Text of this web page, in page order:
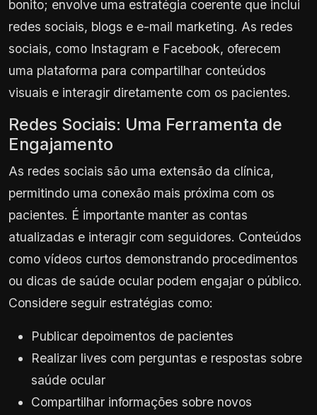
bonito; envolve uma estratégia coerente que inclui
redes sociais, blogs e e-mail marketing. As redes
sociais, como Instagram e Facebook, oferecem
uma plataforma para compartilhar conteúdos
visuais e interagir diretamente com os pacientes.
Redes Sociais: Uma Ferramenta de
Engajamento
As redes sociais são uma extensão da clínica,
permitindo uma conexão mais próxima com os
pacientes. É importante manter as contas
atualizadas e interagir com seguidores. Conteúdos
como vídeos curtos demonstrando procedimentos
ou dicas de saúde ocular podem engajar o público.
Considere seguir estratégias como:
Publicar depoimentos de pacientes
Realizar lives com perguntas e respostas sobre
saúde ocular
Compartilhar informações sobre novos